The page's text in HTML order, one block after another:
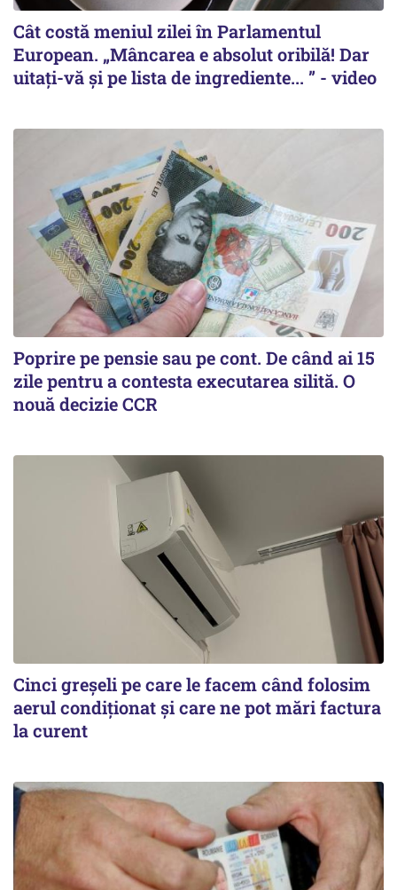
Cât costă meniul zilei în Parlamentul
European. „Mâncarea e absolut oribilă! Dar
uitați-vă și pe lista de ingrediente... ” - video
Poprire pe pensie sau pe cont. De când ai 15
zile pentru a contesta executarea silită. O
nouă decizie CCR
Cinci greșeli pe care le facem când folosim
aerul condiționat și care ne pot mări factura
la curent